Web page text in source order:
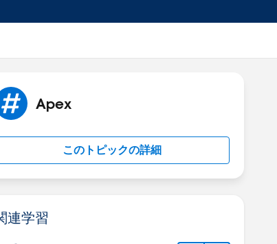
Apex
このトピックの詳細
連学習